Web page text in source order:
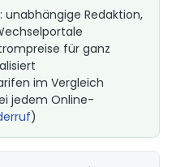
: unabhängige Redaktion,
für ganz
im Vergleich
jedem Online-
)